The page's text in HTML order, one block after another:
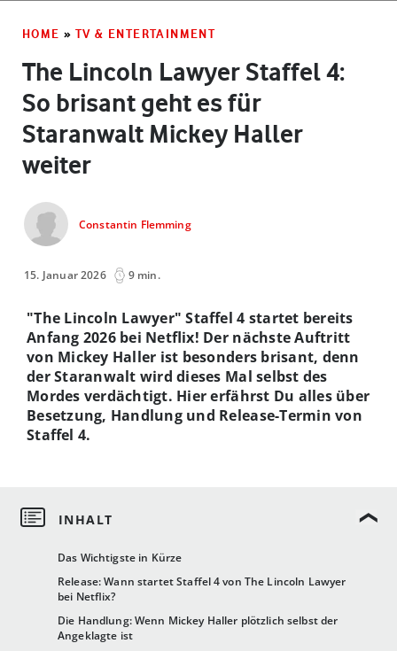
HOME » TV & ENTERTAINMENT
The Lincoln Lawyer Staffel 4:
So brisant geht es für
Staranwalt Mickey Haller
weiter
Constantin Flemming
15. Januar 2026 9 min.
Das Wichtigste in Kürze
Release: Wann startet Staffel 4 von The Lincoln Lawyer
bei Netflix?
Die Handlung: Wenn Mickey Haller plötzlich selbst der
Angeklagte ist
"The Lincoln Lawyer" Staffel 4 startet bereits
Anfang 2026 bei Netflix! Der nächste Auftritt
von Mickey Haller ist besonders brisant, denn
der Staranwalt wird dieses Mal selbst des
Mordes verdächtigt. Hier erfährst Du alles über
Besetzung, Handlung und Release-Termin von
Staffel 4.